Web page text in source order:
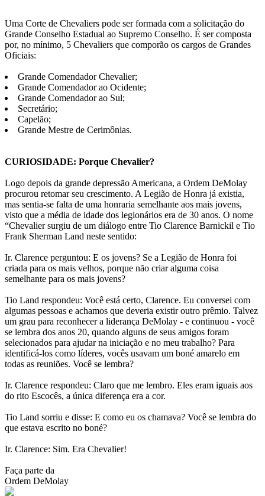
Uma Corte de Chevaliers pode ser formada com a solicitação do
Grande Conselho Estadual ao Supremo Conselho. É ser composta
por, no mínimo, 5 Chevaliers que comporão os cargos de Grandes
Oficiais:
Grande Comendador Chevalier;
Grande Comendador ao Ocidente;
Grande Comendador ao Sul;
Secretário;
Capelão;
Grande Mestre de Cerimônias.
CURIOSIDADE: Porque Chevalier?
Logo depois da grande depressão Americana, a Ordem DeMolay
procurou retomar seu crescimento. A Legião de Honra já existia,
mas sentia-se falta de uma honraria semelhante aos mais jovens,
visto que a média de idade dos legionários era de 30 anos. O nome
“Chevalier surgiu de um diálogo entre Tio Clarence Barnickil e Tio
Frank Sherman Land neste sentido:
Ir. Clarence perguntou: E os jovens? Se a Legião de Honra foi
criada para os mais velhos, porque não criar alguma coisa
semelhante para os mais jovens?
Tio Land respondeu: Você está certo, Clarence. Eu conversei com
algumas pessoas e achamos que deveria existir outro prêmio. Talvez
um grau para reconhecer a liderança DeMolay - e continuou - você
se lembra dos anos 20, quando alguns de seus amigos foram
selecionados para ajudar na iniciação e no meu trabalho? Para
identificá-los como líderes, vocês usavam um boné amarelo em
todas as reuniões. Você se lembra?
Ir. Clarence respondeu: Claro que me lembro. Eles eram iguais aos
do rito Escocês, a única diferença era a cor.
Tio Land sorriu e disse: E como eu os chamava? Você se lembra do
que estava escrito no boné?
Ir. Clarence: Sim. Era Chevalier!
Faça parte da
Ordem DeMolay